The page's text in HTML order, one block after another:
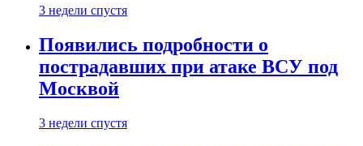
3 недели спустя
Появились подробности о
пострадавших при атаке ВСУ под
Москвой
3 недели спустя